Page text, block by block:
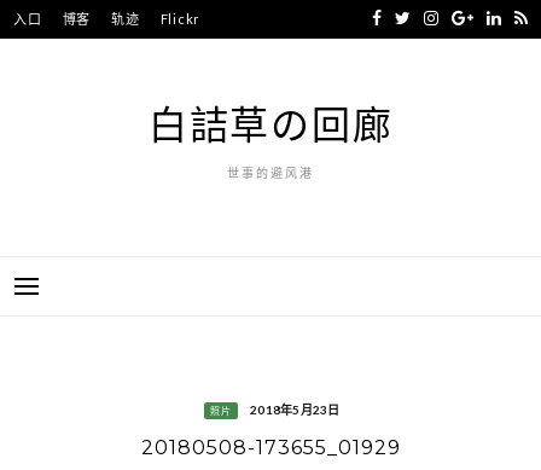
Skip
to
入口 博客 轨迹 Flickr
白詰草の回廊
世事的避风港
照片 2018年5月23日
20180508-173655_01929